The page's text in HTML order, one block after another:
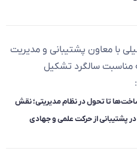
با معاون پشتیبانی و مدیریت
مناسبت سالگرد تشکیل
تا تحول در نظام مدیریتی؛ نقش
پشتیبانی از حرکت علمی و جهادی